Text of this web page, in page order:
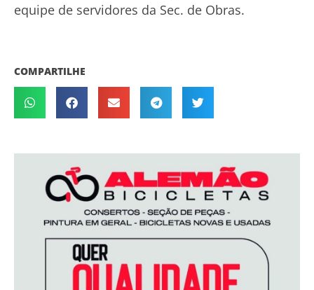
equipe de servidores da Sec. de Obras.
COMPARTILHE